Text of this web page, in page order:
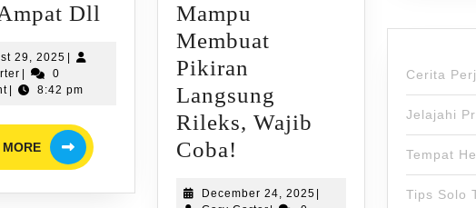
Dll
Healing
29, 2025 August
2025
Gary
Carter
0
8:42 pm
MORE
READ
MORE
Mampu
Membuat
Pikiran
Langsung
Rileks, Wajib
Coba!
December 24, 2025December
Cerita
Jelajahi
Tempat
Tips Solo